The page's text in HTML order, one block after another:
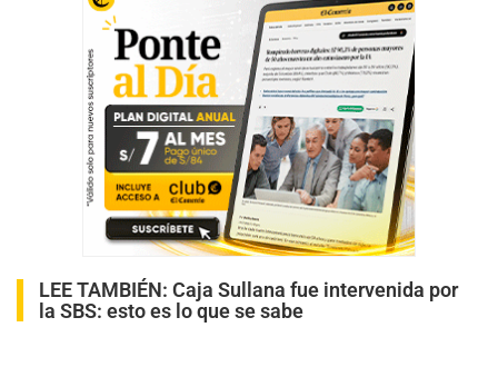
LEE TAMBIÉN: Caja Sullana fue intervenida por
la SBS: esto es lo que se sabe